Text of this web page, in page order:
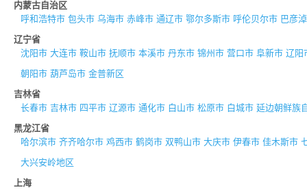
内蒙古自治区
呼和浩特市 包头市 乌海市 赤峰市 通辽市 鄂尔多斯市 呼伦贝尔市 巴彦
辽宁省
沈阳市 大连市 鞍山市 抚顺市 本溪市 丹东市 锦州市 营口市 阜新市 辽阳
朝阳市 葫芦岛市 金普新区
吉林省
长春市 吉林市 四平市 辽源市 通化市 白山市 松原市 白城市 延边朝鲜族
黑龙江省
哈尔滨市 齐齐哈尔市 鸡西市 鹤岗市 双鸭山市 大庆市 伊春市 佳木斯市
大兴安岭地区
上海